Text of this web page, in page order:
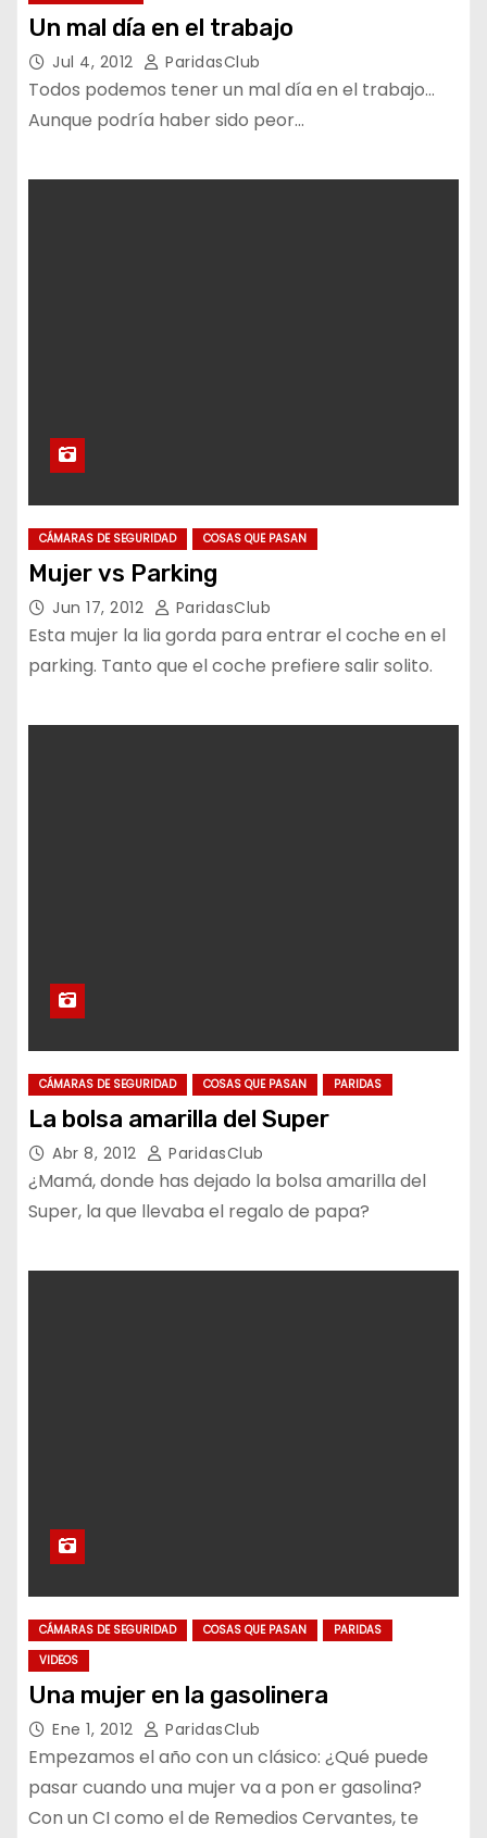
Un mal día en el trabajo
Jul 4, 2012 ParidasClub
Todos podemos tener un mal día en el trabajo…
Aunque podría haber sido peor…
CÁMARAS DE SEGURIDAD COSAS QUE PASAN
Mujer vs Parking
Jun 17, 2012 ParidasClub
Esta mujer la lia gorda para entrar el coche en el
parking. Tanto que el coche prefiere salir solito.
CÁMARAS DE SEGURIDAD COSAS QUE PASAN PARIDAS
La bolsa amarilla del Super
Abr 8, 2012 ParidasClub
¿Mamá, donde has dejado la bolsa amarilla del
Super, la que llevaba el regalo de papa?
CÁMARAS DE SEGURIDAD COSAS QUE PASAN
PARIDAS
VIDEOS
Una mujer en la gasolinera
Ene 1, 2012 ParidasClub
Empezamos el año con un clásico: ¿Qué puede
pasar cuando una mujer va a pon er gasolina?
Con un CI como el de Remedios Cervantes, te